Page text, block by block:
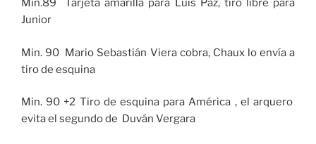
Min.89 Tarjeta amarilla para Luis Paz, tiro libre para
Junior
Min. 90 Mario Sebastián Viera cobra, Chaux lo envía a
tiro de esquina
Min. 90 +2 Tiro de esquina para América , el arquero
evita el segundo de Duván Vergara